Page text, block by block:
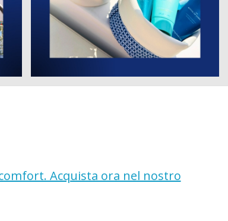
Acquista ora nel nostro